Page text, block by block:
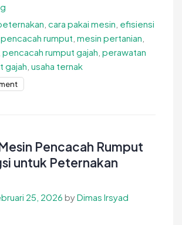
cara pakai mesin efisiensi
rumput mesin pertanian
pencacah rumput gajah perawatan
gajah usaha ternak
on
Gajah
dengan
Pencacah Rumput
untuk Peternakan
25, 2026 byDimas Irsyad